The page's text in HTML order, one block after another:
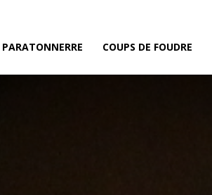
PARATONNERRE COUPS DE FOUDRE